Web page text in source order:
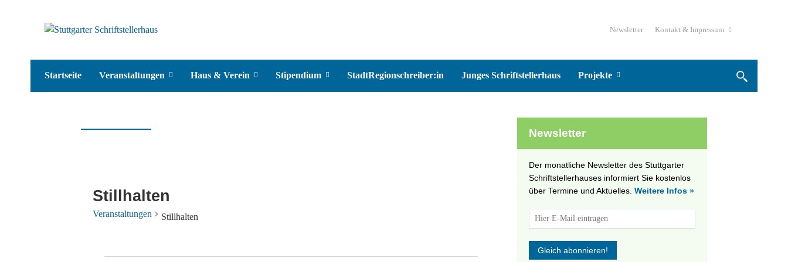
Newsletter Kontakt & Impressum
Startseite Veranstaltungen Haus & Verein Stipendium StadtRegionschreiber:in Junges Schriftstellerhaus Projekte
Stillhalten
Veranstaltungen Stillhalten
Newsletter
Der monatliche Newsletter des Stuttgarter
Schriftstellerhauses informiert Sie kostenlos
über Termine und Aktuelles. Weitere Infos »